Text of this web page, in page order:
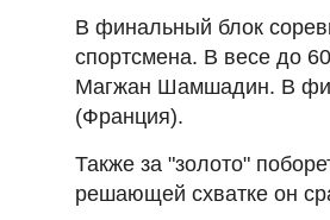
В финальный блок
спортсмена. В весе до
Магжан Шамшадин. В
(Франция).
Также за "золото"
решающей схватке он